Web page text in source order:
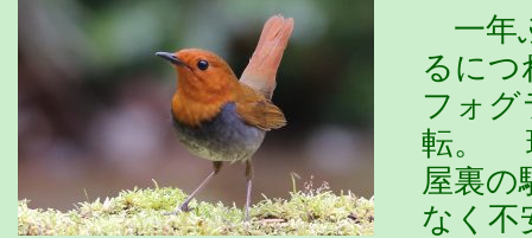
一年
るにつ
フォグ
転。
屋裏の
なく不